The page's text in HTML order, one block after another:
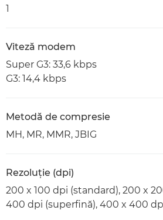
1
Viteză modem
Super G3: 33,6 kbps
G3: 14,4 kbps
Metodă de compresie
MH, MR, MMR, JBIG
Rezoluţie (dpi)
200 x 100 dpi (standard), 200 x
400 dpi (superfină), 400 x 400